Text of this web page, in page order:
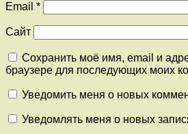
Email *
Сайт
Сохранить моё имя, email и
браузере для последующих моих
Уведомить меня о новых
Уведомлять меня о новых